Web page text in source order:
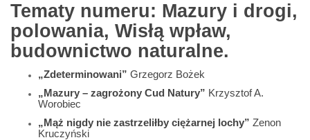
Tematy numeru: Mazury i drogi,
polowania, Wisłą wpław,
budownictwo naturalne.
„Zdeterminowani” Grzegorz Bożek
„Mazury – zagrożony Cud Natury” Krzysztof A.
Worobiec
„Mąż nigdy nie zastrzeliłby ciężarnej lochy” Zenon
Kruczyński